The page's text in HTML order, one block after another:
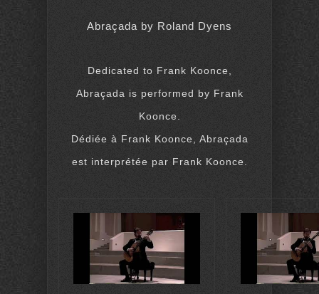
Abraçada by Roland Dyens
Dedicated to Frank Koonce,
Abraçada is performed by Frank
Koonce.
Dédiée à Frank Koonce, Abraçada
est interprétée par Frank Koonce.